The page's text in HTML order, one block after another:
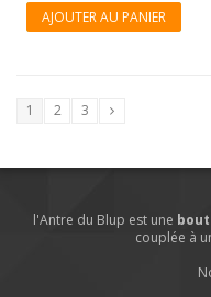
AJOUTER AU PANIER
1 2 3
l'Antre du Blup est une
couplée à